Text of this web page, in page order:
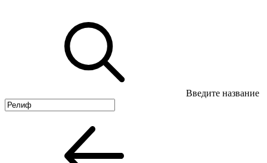
Введите название